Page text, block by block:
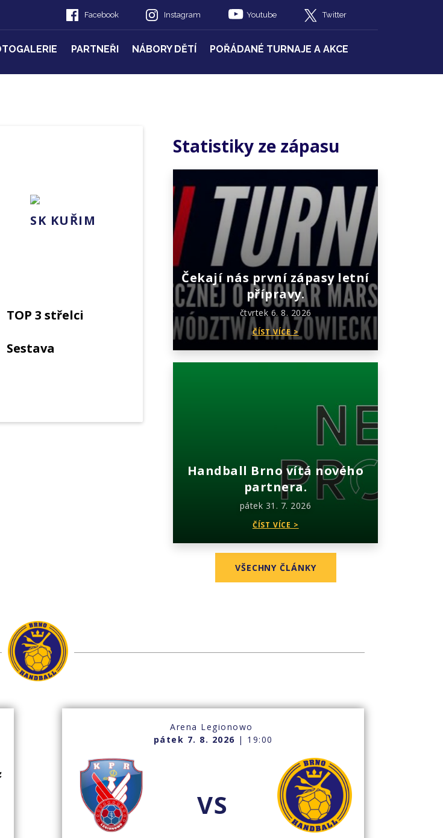
Facebook Instagram Youtube Twitter
PARTNEŘI NÁBORY DĚTÍ POŘÁDANÉ TURNAJE A AKCE
SK KUŘIM
TOP 3 střelci
Sestava
Statistiky ze zápasu
Čekají nás první zápasy letní
přípravy.
čtvrtek 6. 8. 2026
ČÍST VÍCE >
Handball Brno vítá nového
partnera.
pátek 31. 7. 2026
ČÍST VÍCE >
VŠECHNY ČLÁNKY
Arena Legionowo
pátek 7. 8. 2026 | 19:00
VS